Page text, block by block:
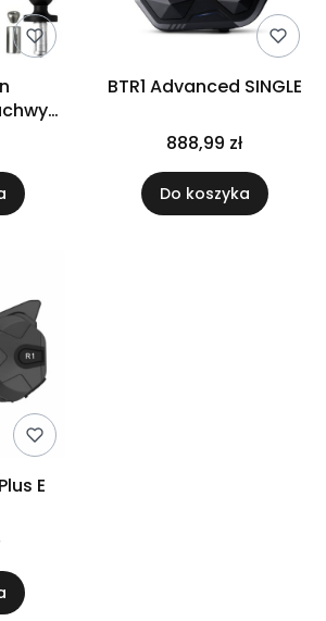
BTR1 Advanced SINGLE
888,99 zł
Do koszyka
E